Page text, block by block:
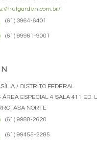
frutgarden.com.br/
(61) 3964-6401
(61) 99961-9001
N
/ DISTRITO FEDERAL
ÁREA ESPECIAL 4 SALA 411 ED.
ASA NORTE
(61) 9988-2620
(61) 99455-2285